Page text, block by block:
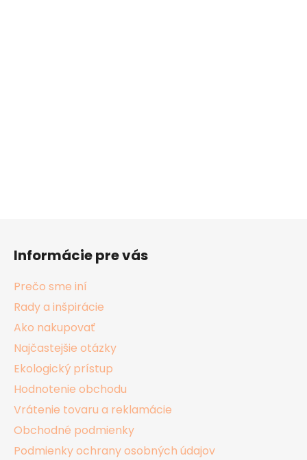
Informácie pre vás
Prečo sme iní
Rady a inšpirácie
Ako nakupovať
Najčastejšie otázky
Ekologický prístup
Hodnotenie obchodu
Vrátenie tovaru a reklamácie
Obchodné podmienky
Podmienky ochrany osobných údajov